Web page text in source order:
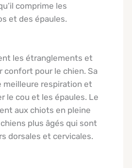
comprime les
et des épaules.
les étranglements et
confort pour le chien. Sa
meilleure respiration et
le cou et les épaules. Le
aux chiots en pleine
plus âgés qui sont
dorsales et cervicales.